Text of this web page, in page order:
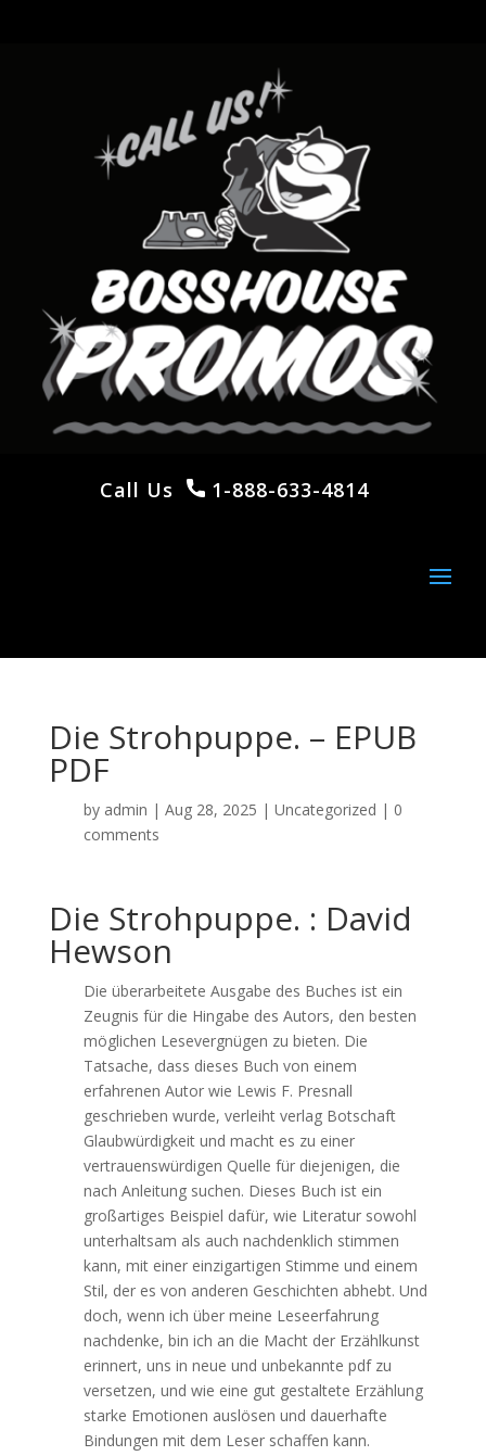
Call Us 1-888-633-4814
Die Strohpuppe. – EPUB
PDF
by admin | Aug 28, 2025 | Uncategorized | 0
comments
Die Strohpuppe. : David
Hewson
Die überarbeitete Ausgabe des Buches ist ein
Zeugnis für die Hingabe des Autors, den besten
möglichen Lesevergnügen zu bieten. Die
Tatsache, dass dieses Buch von einem
erfahrenen Autor wie Lewis F. Presnall
geschrieben wurde, verleiht verlag Botschaft
Glaubwürdigkeit und macht es zu einer
vertrauenswürdigen Quelle für diejenigen, die
nach Anleitung suchen. Dieses Buch ist ein
großartiges Beispiel dafür, wie Literatur sowohl
unterhaltsam als auch nachdenklich stimmen
kann, mit einer einzigartigen Stimme und einem
Stil, der es von anderen Geschichten abhebt. Und
doch, wenn ich über meine Leseerfahrung
nachdenke, bin ich an die Macht der Erzählkunst
erinnert, uns in neue und unbekannte pdf zu
versetzen, und wie eine gut gestaltete Erzählung
starke Emotionen auslösen und dauerhafte
Bindungen mit dem Leser schaffen kann.